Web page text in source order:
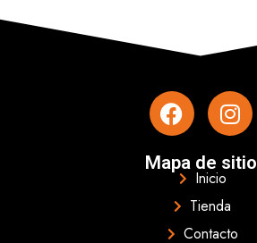
Mapa de sitio
Inicio
Tienda
Contacto